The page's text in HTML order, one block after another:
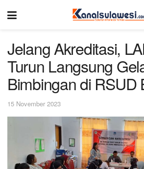
Jelang Akreditasi,
Turun Langsung
Bimbingan di RSUD
15 November 2023